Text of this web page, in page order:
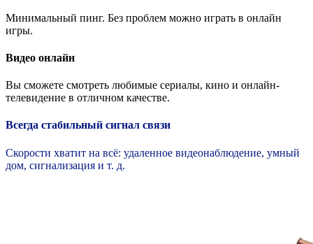
Минимальный пинг. Без проблем можно играть в онлайн
игры.
Видео онлайн
Вы сможете смотреть любимые сериалы, кино и онлайн-
телевидение в отличном качестве.
Всегда стабильный сигнал связи
Скорости хватит на всё: удаленное видеонаблюдение, умный
дом, сигнализация и т. д.